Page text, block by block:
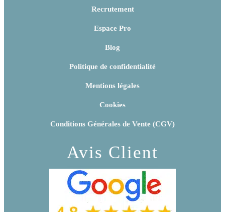
Recrutement
Espace Pro
Blog
Politique de confidentialité
Mentions légales
Cookies
Conditions Générales de Vente (CGV)
Avis Client